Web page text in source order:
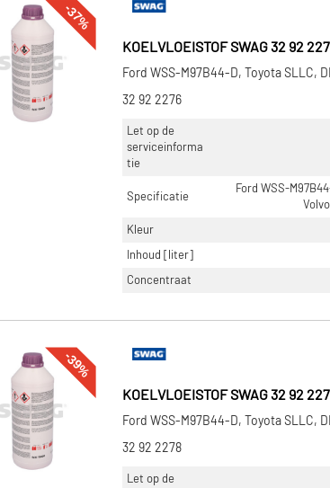
-37%
KOELVLOEISTOF SWAG 32 92
Ford WSS-M97B44-D, Toyota SLLC,
32 92 2276
Let op de
serviceinforma
tie
Specificatie
Ford WSS-
Kleur
Inhoud [liter]
Concentraat
-39%
KOELVLOEISTOF SWAG 32 92
Ford WSS-M97B44-D, Toyota SLLC,
32 92 2278
Let op de